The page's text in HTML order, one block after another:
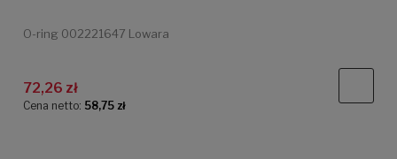
O-ring 002221647 Lowara
72,26 zł
Cena netto: 58,75 zł